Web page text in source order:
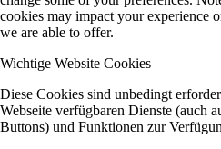
cookies may impact your experience
we are able to offer.
Wichtige Website Cookies
Diese Cookies sind unbedingt
Webseite verfügbaren Dienste (auch
Buttons) und Funktionen zur